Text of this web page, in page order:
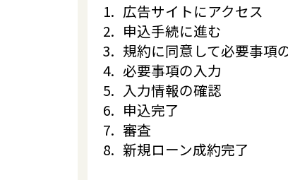
広告サイトにアクセス
申込手続に進む
規約に同意して必要事項
必要事項の入力
入力情報の確認
申込完了
審査
新規ローン成約完了